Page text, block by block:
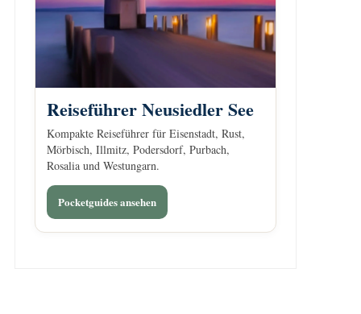
Reiseführer Neusiedler See
Kompakte Reiseführer für Eisenstadt, Rust,
Mörbisch, Illmitz, Podersdorf, Purbach,
Rosalia und Westungarn.
Pocketguides ansehen